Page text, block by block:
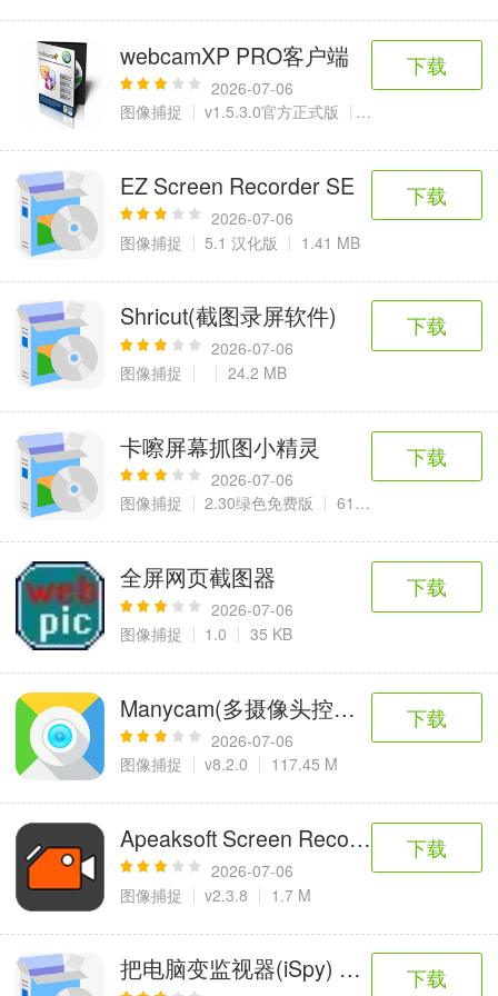
webcamXP PRO客户端
2026-07-06
图像捕捉
v1.5.3.0官方正式版 20.1 MB
下载
EZ Screen Recorder SE
2026-07-06
图像捕捉
5.1 汉化版 1.41 MB
下载
Shricut(截图录屏软件)
2026-07-06
图像捕捉
24.2 MB
下载
卡嚓屏幕抓图小精灵
2026-07-06
图像捕捉
2.30绿色免费版 614 KB
下载
全屏网页截图器
2026-07-06
图像捕捉
1.0 35 KB
下载
Manycam(多摄像头控制软件)
2026-07-06
图像捕捉
v8.2.0 117.45 M
下载
Apeaksoft Screen Recorder(屏幕录像
2026-07-06
图像捕捉
v2.3.8 1.7 M
下载
把电脑变监视器(iSpy) 电脑版 下载